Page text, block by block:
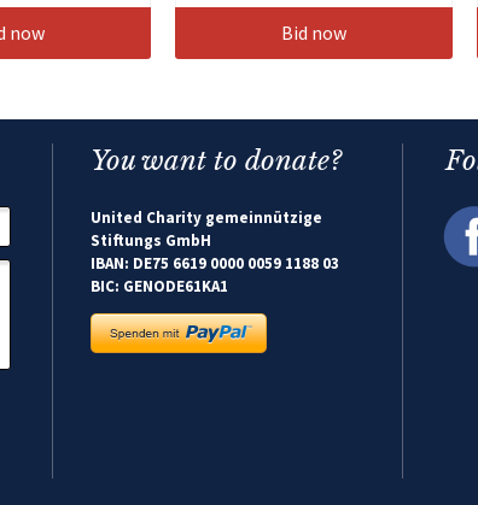
now Bid now
You want to donate?
United Charity gemeinnützige
Stiftungs GmbH
IBAN: DE75 6619 0000 0059 1188 03
BIC: GENODE61KA1